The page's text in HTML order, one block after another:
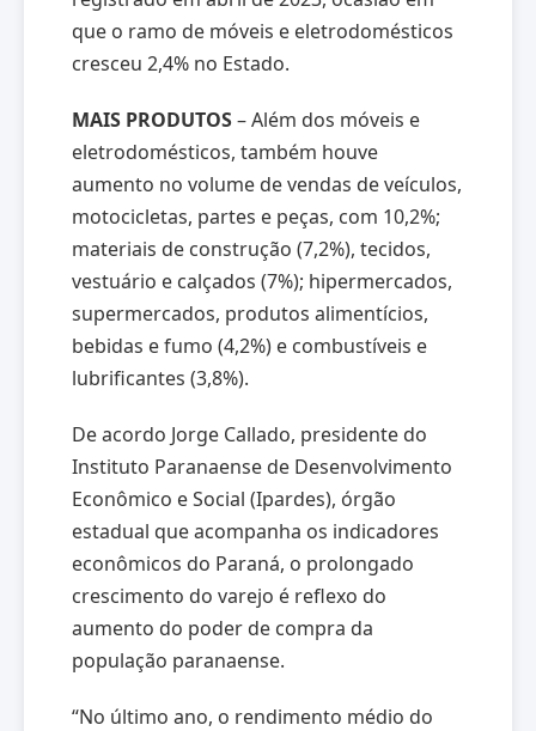
que o ramo de móveis e eletrodomésticos
cresceu 2,4% no Estado.
MAIS PRODUTOS– Além dos móveis e
eletrodomésticos, também houve
aumento no volume de vendas de veículos,
motocicletas, partes e peças, com 10,2%;
materiais de construção (7,2%), tecidos,
vestuário e calçados (7%); hipermercados,
supermercados, produtos alimentícios,
bebidas e fumo (4,2%) e combustíveis e
lubrificantes (3,8%).
De acordo Jorge Callado, presidente do
Instituto Paranaense de Desenvolvimento
Econômico e Social (Ipardes), órgão
estadual que acompanha os indicadores
econômicos do Paraná, o prolongado
crescimento do varejo é reflexo do
aumento do poder de compra da
população paranaense.
“No último ano, o rendimento médio do